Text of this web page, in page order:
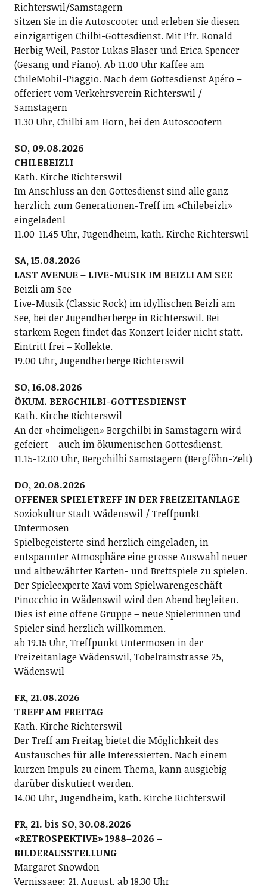
Richterswil/Samstagern
Sitzen Sie in die Autoscooter und erleben Sie diesen
einzigartigen Chilbi-Gottesdienst. Mit Pfr. Ronald
Herbig Weil, Pastor Lukas Blaser und Erica Spencer
(Gesang und Piano). Ab 11.00 Uhr Kaffee am
ChileMobil-Piaggio. Nach dem Gottesdienst Apéro –
offeriert vom Verkehrsverein Richterswil /
Samstagern
11.30 Uhr, Chilbi am Horn, bei den Autoscootern
SO, 09.08.2026
CHILEBEIZLI
Kath. Kirche Richterswil
Im Anschluss an den Gottesdienst sind alle ganz
herzlich zum Generationen-Treff im «Chilebeizli»
eingeladen!
11.00-11.45 Uhr, Jugendheim, kath. Kirche Richterswil
SA, 15.08.2026
LAST AVENUE – LIVE-MUSIK IM BEIZLI AM SEE
Beizli am See
Live-Musik (Classic Rock) im idyllischen Beizli am
See, bei der Jugendherberge in Richterswil. Bei
starkem Regen findet das Konzert leider nicht statt.
Eintritt frei – Kollekte.
19.00 Uhr, Jugendherberge Richterswil
SO, 16.08.2026
ÖKUM. BERGCHILBI-GOTTESDIENST
Kath. Kirche Richterswil
An der «heimeligen» Bergchilbi in Samstagern wird
gefeiert – auch im ökumenischen Gottesdienst.
11.15-12.00 Uhr, Bergchilbi Samstagern (Bergföhn-Zelt)
DO, 20.08.2026
OFFENER SPIELETREFF IN DER FREIZEITANLAGE
Soziokultur Stadt Wädenswil / Treffpunkt
Untermosen
Spielbegeisterte sind herzlich eingeladen, in
entspannter Atmosphäre eine grosse Auswahl neuer
und altbewährter Karten- und Brettspiele zu spielen.
Der Spieleexperte Xavi vom Spielwarengeschäft
Pinocchio in Wädenswil wird den Abend begleiten.
Dies ist eine offene Gruppe – neue Spielerinnen und
Spieler sind herzlich willkommen.
ab 19.15 Uhr, Treffpunkt Untermosen in der
Freizeitanlage Wädenswil, Tobelrainstrasse 25,
Wädenswil
FR, 21.08.2026
TREFF AM FREITAG
Kath. Kirche Richterswil
Der Treff am Freitag bietet die Möglichkeit des
Austausches für alle Interessierten. Nach einem
kurzen Impuls zu einem Thema, kann ausgiebig
darüber diskutiert werden.
14.00 Uhr, Jugendheim, kath. Kirche Richterswil
FR, 21. bis SO, 30.08.2026
«RETROSPEKTIVE» 1988–2026 –
BILDERAUSSTELLUNG
Margaret Snowdon
Vernissage: 21. August, ab 18.30 Uhr